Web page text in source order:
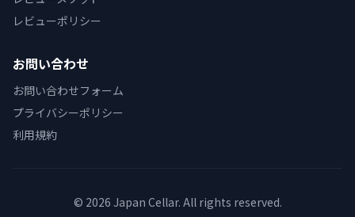
レビューポリシー
お問い合わせ
お問い合わせフォーム
プライバシーポリシー
利用規約
© 2026 Japan Cellar. All rights reserved.